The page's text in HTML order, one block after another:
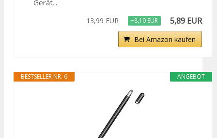
Gerät...
13,99 EUR −8,10 EUR 5,89 EUR
Bei Amazon kaufen
ANGEBOT
BESTSELLER NR. 6